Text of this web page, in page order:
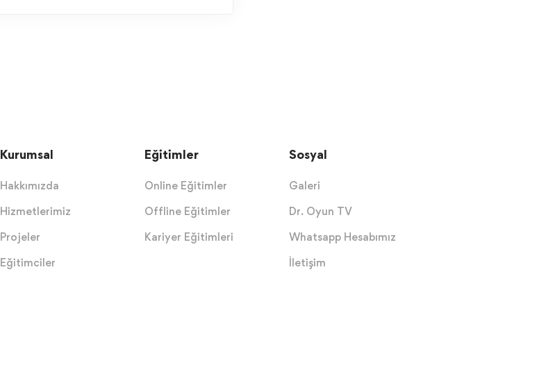
Kurumsal
Hakkımızda
Hizmetlerimiz
Projeler
Eğitimciler
Eğitimler
Online Eğitimler
Offline Eğitimler
Kariyer Eğitimleri
Sosyal
Galeri
Dr. Oyun TV
Whatsapp Hesabımız
İletişim